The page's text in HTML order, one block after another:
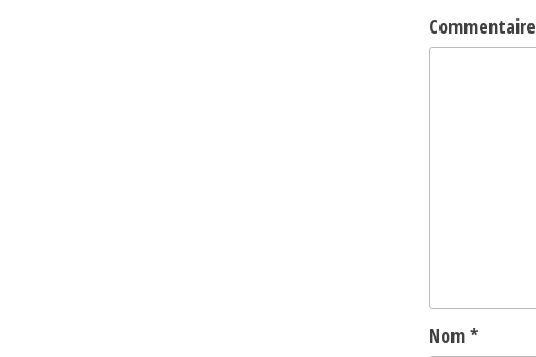
Commentaire
Nom*